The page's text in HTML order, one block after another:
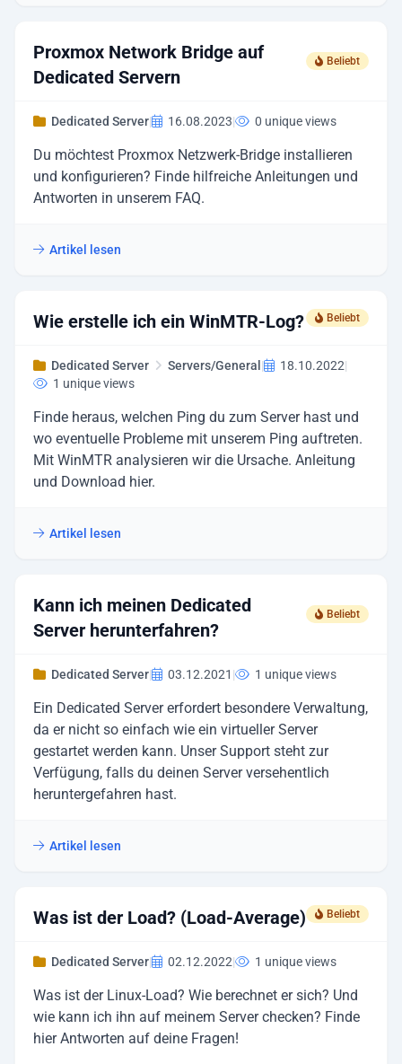
Beliebt
Proxmox Network Bridge auf
Dedicated Servern
Dedicated Server| 16.08.2023| 0 unique views
Du möchtest Proxmox Netzwerk-Bridge installieren
und konfigurieren? Finde hilfreiche Anleitungen und
Antworten in unserem FAQ.
Artikel lesen
Beliebt
Wie erstelle ich ein WinMTR-Log?
Dedicated Server Servers/General | 18.10.2022|
1 unique views
Finde heraus, welchen Ping du zum Server hast und
wo eventuelle Probleme mit unserem Ping auftreten.
Mit WinMTR analysieren wir die Ursache. Anleitung
und Download hier.
Artikel lesen
Beliebt
Kann ich meinen Dedicated
Server herunterfahren?
Dedicated Server| 03.12.2021 | 1 unique views
Ein Dedicated Server erfordert besondere Verwaltung,
da er nicht so einfach wie ein virtueller Server
gestartet werden kann. Unser Support steht zur
Verfügung, falls du deinen Server versehentlich
heruntergefahren hast.
Artikel lesen
Beliebt
Was ist der Load? (Load-Average)
Dedicated Server| 02.12.2022| 1 unique views
Was ist der Linux-Load? Wie berechnet er sich? Und
wie kann ich ihn auf meinem Server checken? Finde
hier Antworten auf deine Fragen!